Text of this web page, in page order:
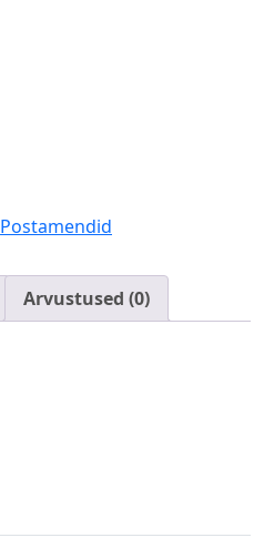
Postamendid
Arvustused (0)